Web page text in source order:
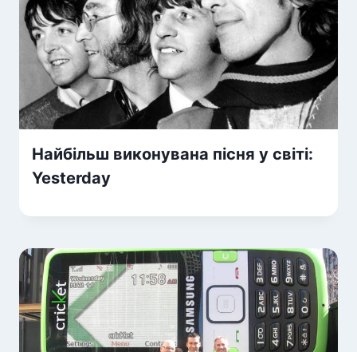
Найбільш виконувана пісня у світі:
Yesterday